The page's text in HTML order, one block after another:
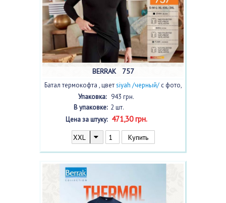
BERRAK 757
Батал термокофта , цветsiyah /черный/с фото,
2 шт.
Упаковка: 943 грн.
В упаковке:2 шт.
Цена за штуку:471,30 грн.